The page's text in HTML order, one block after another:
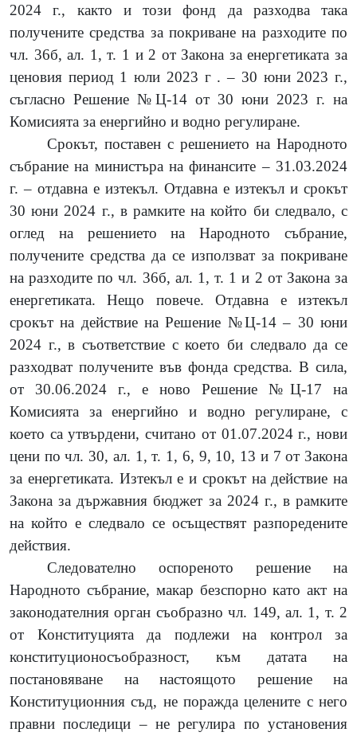
2024 г., както и този фонд да разходва така
получените средства за покриване на разходите по
чл. 36б, ал. 1, т. 1 и 2 от Закона за енергетиката за
ценовия период 1 юли 2023 г . – 30 юни 2023 г.,
съгласно Решение №Ц-14 от 30 юни 2023 г. на
Комисията за енергийно и водно регулиране.
Срокът, поставен с решението на Народното
събрание на министъра на финансите – 31.03.2024
г. – отдавна е изтекъл. Отдавна е изтекъл и срокът
30 юни 2024 г., в рамките на който би следвало, с
оглед на решението на Народното събрание,
получените средства да се използват за покриване
на разходите по чл. 36б, ал. 1, т. 1 и 2 от Закона за
енергетиката. Нещо повече. Отдавна е изтекъл
срокът на действие на Решение №Ц-14 – 30 юни
2024 г., в съответствие с което би следвало да се
разходват получените във фонда средства. В сила,
от 30.06.2024 г., е ново Решение №Ц-17 на
Комисията за енергийно и водно регулиране, с
което са утвърдени, считано от 01.07.2024 г., нови
цени по чл. 30, ал. 1, т. 1, 6, 9, 10, 13 и 7 от Закона
за енергетиката. Изтекъл е и срокът на действие на
Закона за държавния бюджет за 2024 г., в рамките
на който е следвало се осъществят разпоредените
действия.
Следователно оспореното решение на
Народното събрание, макар безспорно като акт на
законодателния орган съобразно чл. 149, ал. 1, т. 2
от Конституцията да подлежи на контрол за
конституционосъобразност, към датата на
постановяване на настоящото решение на
Конституционния съд, не поражда целените с него
правни последици – не регулира по установения